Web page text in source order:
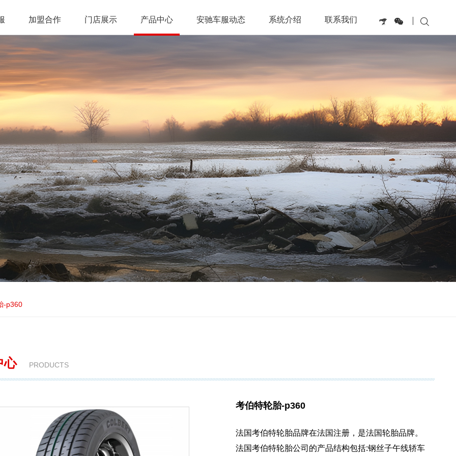
加盟合作 门店展示 产品中心 安驰车服动态 系统介绍 联系我们
-p360
心 PRODUCTS
考伯特轮胎-p360
法国考伯特轮胎品牌在法国注册，是法国轮胎品牌。
法国考伯特轮胎公司的产品结构包括:钢丝子午线轿车